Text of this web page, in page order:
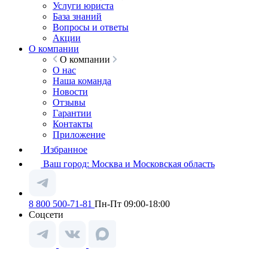
Услуги юриста
База знаний
Вопросы и ответы
Акции
О компании
О компании
О нас
Наша команда
Новости
Отзывы
Гарантии
Контакты
Приложение
Избранное
Ваш город: Москва и Московская область
8 800 500-71-81 Пн-Пт 09:00-18:00
Соцсети